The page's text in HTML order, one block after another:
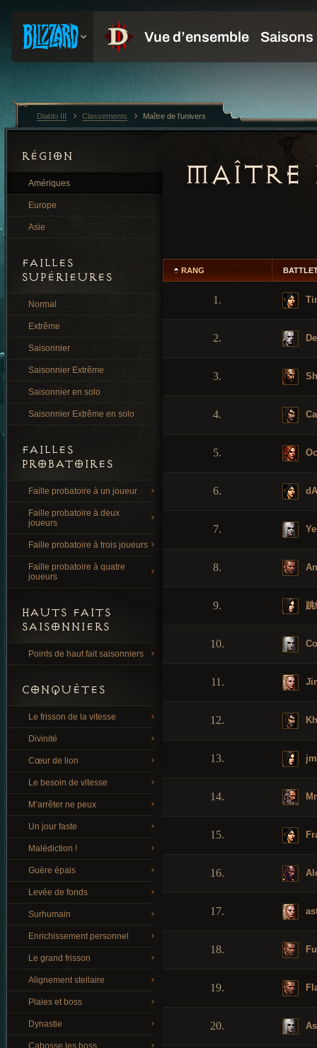
RÉGION
Amériques
Europe
Asie
FAILLES
SUPÉRIEURES
Normal
Extrême
Saisonnier
Saisonnier Extrême
Saisonnier en solo
Saisonnier Extrême en solo
FAILLES
PROBATOIRES
Faille probatoire à un joueur
Faille probatoire à deux
joueurs
Faille probatoire à trois joueurs
Faille probatoire à quatre
joueurs
HAUTS FAITS
SAISONNIERS
Points de haut fait saisonniers
CONQUÊTES
Le frisson de la vitesse
Divinité
Cœur de lion
Le besoin de vitesse
M’arrêter ne peux
Un jour faste
Malédiction !
Guère épais
Levée de fonds
Surhumain
Enrichissement personnel
Le grand frisson
Alignement stellaire
Plaies et boss
Dynastie
Cabosse les boss
MAÎTRE
RANG
1.
2.
3.
4.
5.
6.
7.
8.
9. 跳
10.
11.
12.
13.
14.
15.
16.
17.
18.
19.
20.
Diablo III Classements Maître de l’univers